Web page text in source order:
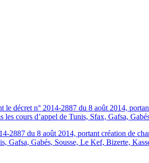
décret n° 2014-2887 du 8 août 2014,
les cours d’appel de Tunis, Sfax, Gafsa,
2887 du 8 août 2014, portant création de
Gafsa, Gabés, Sousse, Le Kef, Bizerte,